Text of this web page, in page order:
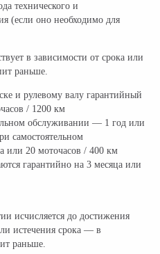
технического и
(если оно необходимо для
в зависимости от срока или
раньше.
и рулевому валу гарантийный
/ 1200 км
обслуживании — 1 год или
самостоятельном
или 20 моточасов / 400 км
гарантийно на 3 месяца или
исчисляется до достижения
истечения срока — в
раньше.